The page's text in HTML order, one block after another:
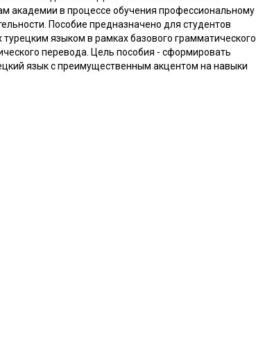
академии в процессе обучения профессиональному
Пособие предназначено для студентов
языком в рамках базового грамматического
перевода. Цель пособия - сформировать
язык с преимущественным акцентом на навыки